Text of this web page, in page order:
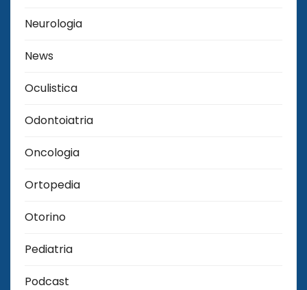
Neurologia
News
Oculistica
Odontoiatria
Oncologia
Ortopedia
Otorino
Pediatria
Podcast